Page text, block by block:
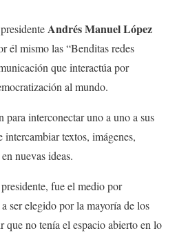
Andrés Manuel López
él mismo las “Benditas redes
que interactúa por
al mundo.
para interconectar uno a uno a sus
textos, imágenes,
nuevas ideas.
fue el medio por
ser elegido por la mayoría de los
que no tenía el espacio abierto en lo